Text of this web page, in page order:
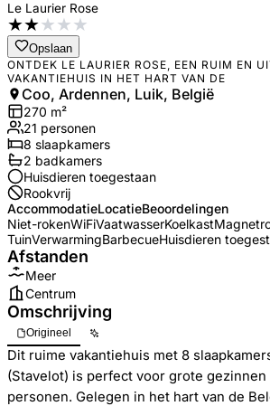
Le Laurier Rose
★★★★★
Opslaan
ONTDEK LE LAURIER ROSE, EEN RUIM EN
VAKANTIEHUIS IN HET HART VAN DE
Coo, Ardennen, Luik, België
270 m²
21 personen
8 slaapkamers
2 badkamers
Huisdieren toegestaan
Rookvrij
AccommodatieLocatieBeoordelingen
Niet-rokenWiFiVaatwasserKoelkast
TuinVerwarmingBarbecueHuisdieren
Afstanden
Meer
Centrum
Omschrijving
Origineel
Dit ruime vakantiehuis met 8
(Stavelot) is perfect voor grote gezinnen
personen. Gelegen in het hart van de